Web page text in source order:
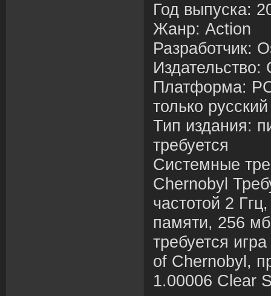
Год выпуска:
Жанр: Action
Разработчик:
Издательство:
Платформа:
только русский
Тип издания:
требуется
Системные
Chernobyl
частотой 2
памяти, 256
требуется
of Chernobyl,
1.00006 Clear